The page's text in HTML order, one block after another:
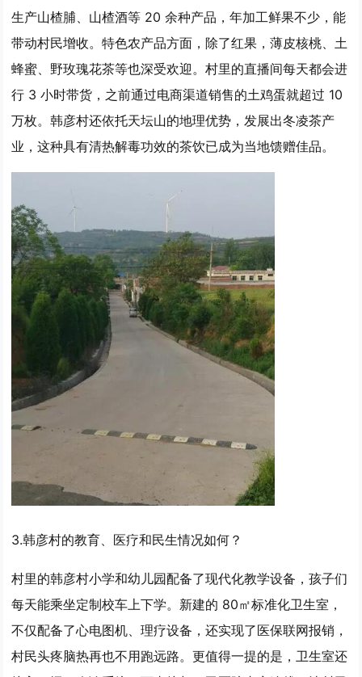
生产山楂脯、山楂酒等 20 余种产品，年加工鲜果不少，能
带动村民增收。特色农产品方面，除了红果，薄皮核桃、土
蜂蜜、野玫瑰花茶等也深受欢迎。村里的直播间每天都会进
行 3 小时带货，之前通过电商渠道销售的土鸡蛋就超过 10
万枚。韩彦村还依托天坛山的地理优势，发展出冬凌茶产
业，这种具有清热解毒功效的茶饮已成为当地馈赠佳品。
3.韩彦村的教育、医疗和民生情况如何？
村里的韩彦村小学和幼儿园配备了现代化教学设备，孩子们
每天能乘坐定制校车上下学。新建的 80㎡标准化卫生室，
不仅配备了心电图机、理疗设备，还实现了医保联网报销，
村民头疼脑热再也不用跑远路。更值得一提的是，卫生室还